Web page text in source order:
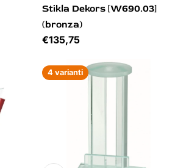
Stikla Dekors [W690.03]
(bronza)
Cena
€135,75
4 varianti